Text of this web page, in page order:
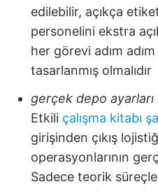
edilebilir, açıkça
personelini ekstra
her görevi adım
tasarlanmış olmalıdır
gerçek depo ayarları
Etkili çalışma kitabı
girişinden çıkış
operasyonlarının
Sadece teorik